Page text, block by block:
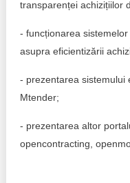
transparenței achizițiilor
- funcționarea
asupra eficientizării
- prezentarea sistemului
Mtender;
- prezentarea altor
opencontracting,